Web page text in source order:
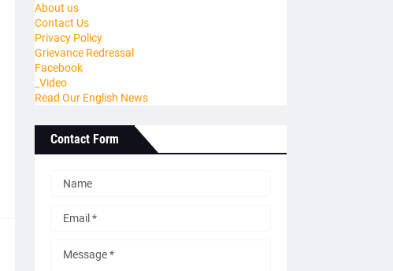
About us
Contact Us
Privacy Policy
Grievance Redressal
Facebook
_Video
Read Our English News
Contact Form